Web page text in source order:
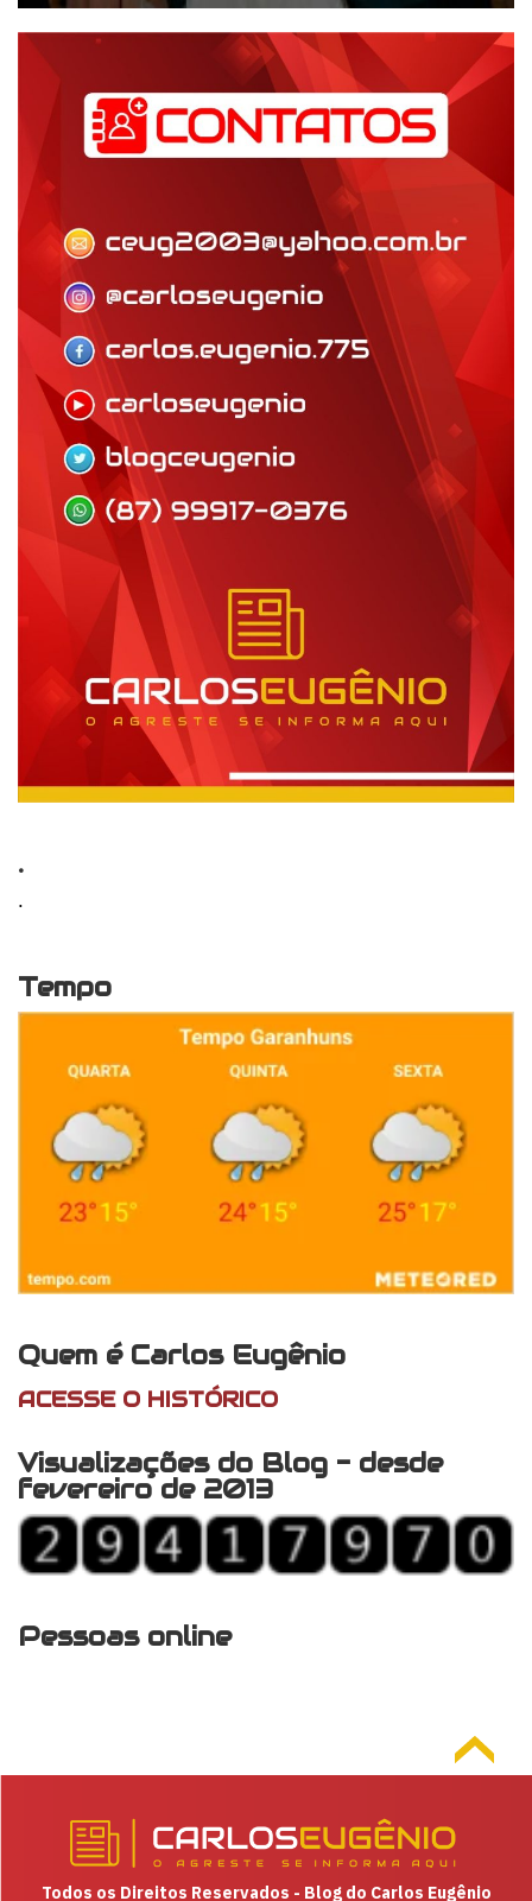
.
.
Tempo
Quem é Carlos Eugênio
ACESSE O HISTÓRICO
Visualizações do Blog - desde
fevereiro de 2013
Pessoas online
Todos os Direitos Reservados - Blog do Carlos Eugênio